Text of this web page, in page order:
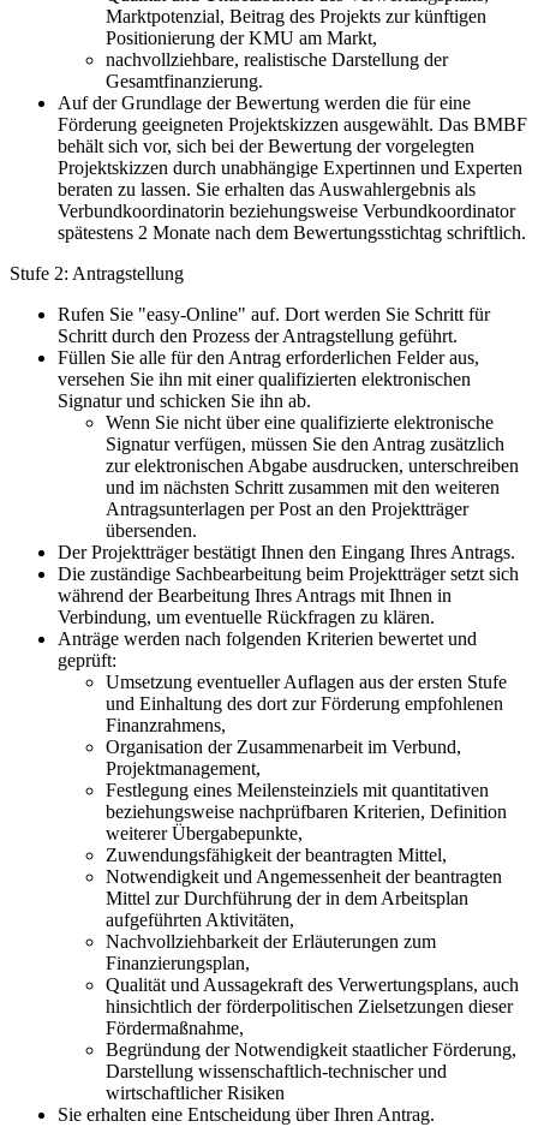
Marktpotenzial, Beitrag des Projekts zur künftigen
Positionierung der KMU am Markt,
nachvollziehbare, realistische Darstellung der
Gesamtfinanzierung.
Auf der Grundlage der Bewertung werden die für eine
Förderung geeigneten Projektskizzen ausgewählt. Das BMBF
behält sich vor, sich bei der Bewertung der vorgelegten
Projektskizzen durch unabhängige Expertinnen und Experten
beraten zu lassen. Sie erhalten das Auswahlergebnis als
Verbundkoordinatorin beziehungsweise Verbundkoordinator
spätestens 2 Monate nach dem Bewertungsstichtag schriftlich.
Stufe 2: Antragstellung
Rufen Sie "easy-Online" auf. Dort werden Sie Schritt für
Schritt durch den Prozess der Antragstellung geführt.
Füllen Sie alle für den Antrag erforderlichen Felder aus,
versehen Sie ihn mit einer qualifizierten elektronischen
Signatur und schicken Sie ihn ab.
Wenn Sie nicht über eine qualifizierte elektronische
Signatur verfügen, müssen Sie den Antrag zusätzlich
zur elektronischen Abgabe ausdrucken, unterschreiben
und im nächsten Schritt zusammen mit den weiteren
Antragsunterlagen per Post an den Projektträger
übersenden.
Der Projektträger bestätigt Ihnen den Eingang Ihres Antrags.
Die zuständige Sachbearbeitung beim Projektträger setzt sich
während der Bearbeitung Ihres Antrags mit Ihnen in
Verbindung, um eventuelle Rückfragen zu klären.
Anträge werden nach folgenden Kriterien bewertet und
geprüft:
Umsetzung eventueller Auflagen aus der ersten Stufe
und Einhaltung des dort zur Förderung empfohlenen
Finanzrahmens,
Organisation der Zusammenarbeit im Verbund,
Projektmanagement,
Festlegung eines Meilensteinziels mit quantitativen
beziehungsweise nachprüfbaren Kriterien, Definition
weiterer Übergabepunkte,
Zuwendungsfähigkeit der beantragten Mittel,
Notwendigkeit und Angemessenheit der beantragten
Mittel zur Durchführung der in dem Arbeitsplan
aufgeführten Aktivitäten,
Nachvollziehbarkeit der Erläuterungen zum
Finanzierungsplan,
Qualität und Aussagekraft des Verwertungsplans, auch
hinsichtlich der förderpolitischen Zielsetzungen dieser
Fördermaßnahme,
Begründung der Notwendigkeit staatlicher Förderung,
Darstellung wissenschaftlich-technischer und
wirtschaftlicher Risiken
Sie erhalten eine Entscheidung über Ihren Antrag.